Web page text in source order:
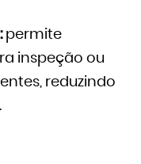
permite
inspeção ou
reduzindo